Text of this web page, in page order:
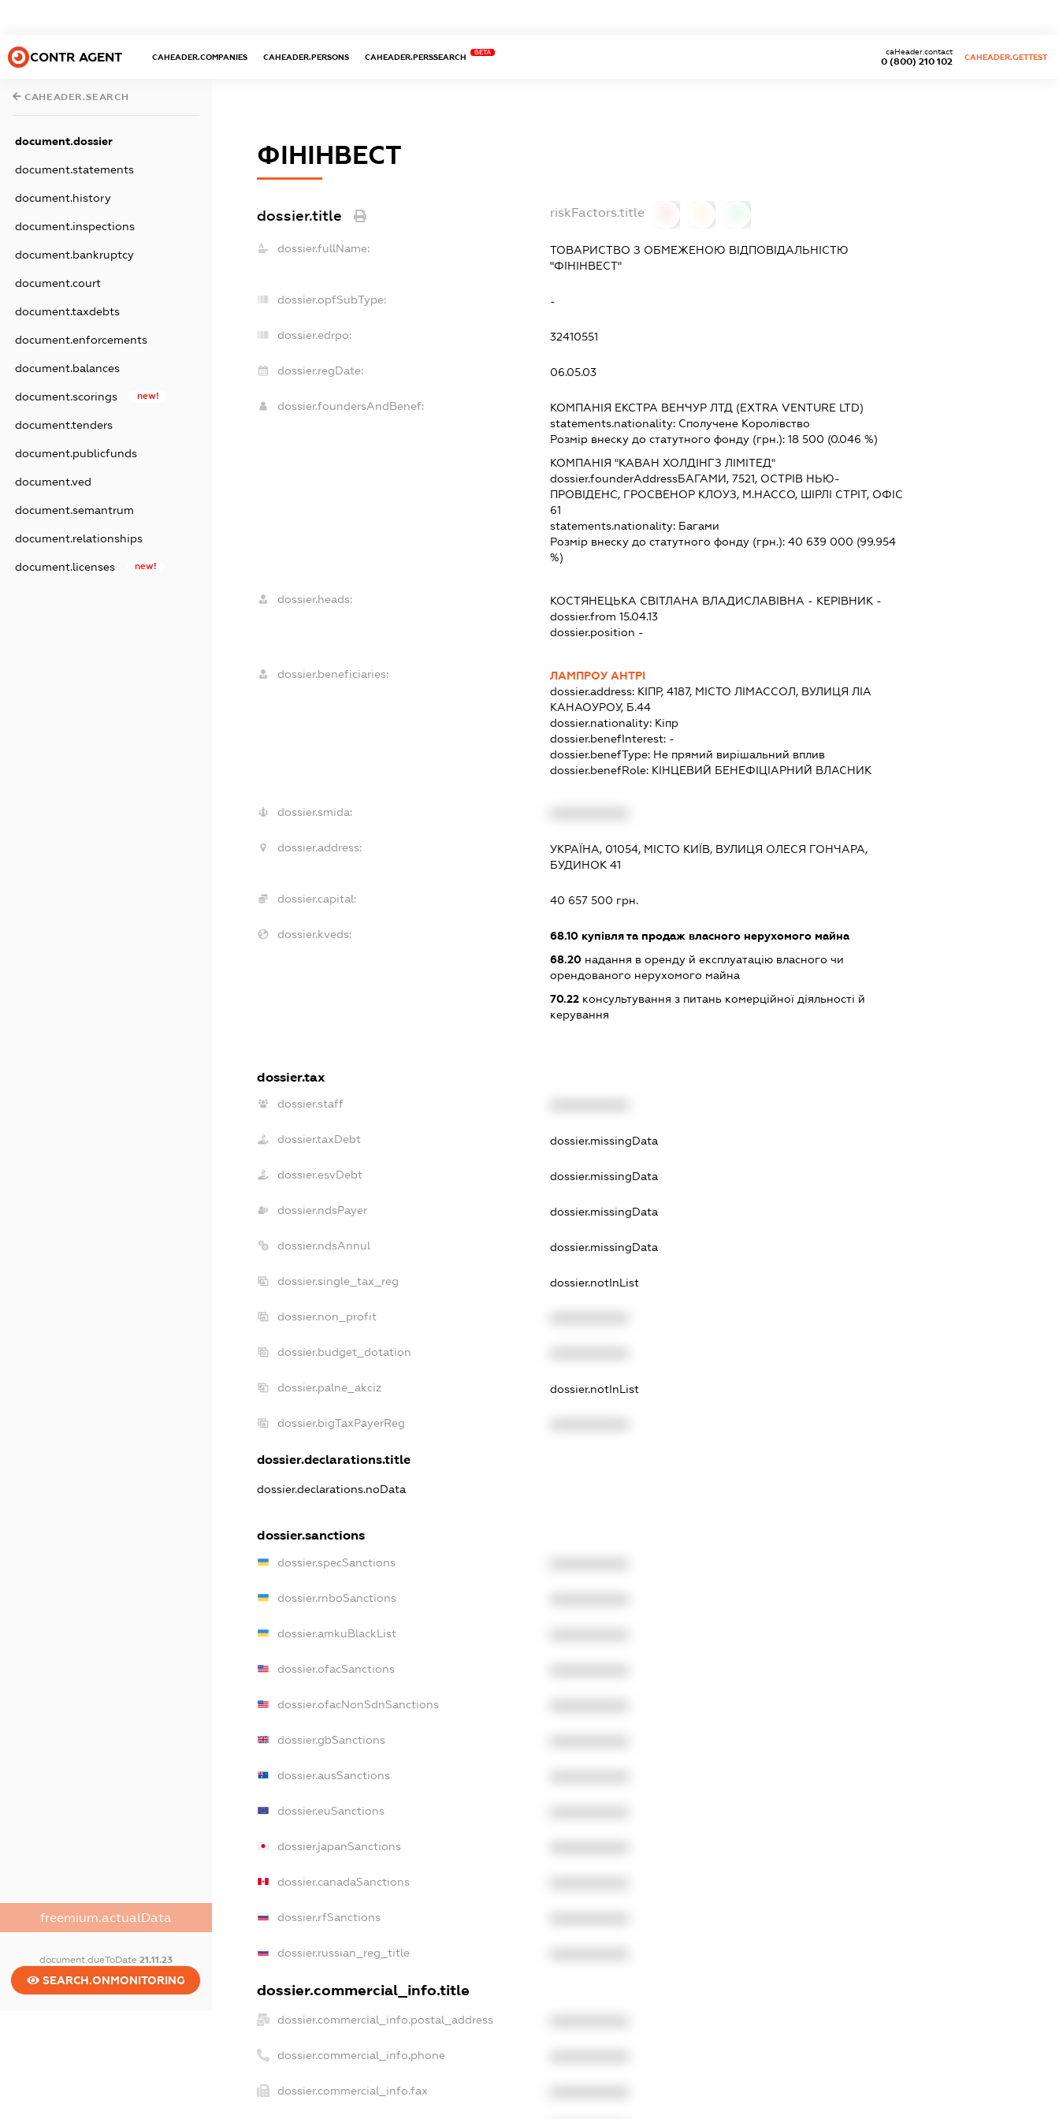
CONTR AGENT CAHEADER.COMPANIES CAHEADER.PERSONS CAHEADER.PERSSEARCH
BETA
0 (800) 210 102
caHeader.contact
CAHEADER.GETTEST
CAHEADER.SEARCH
document.dossier
document.statements
document.history
document.inspections
document.bankruptcy
document.court
document.taxdebts
document.enforcements
document.balances
document.scorings new!
document.tenders
document.publicfunds
document.ved
document.semantrum
document.relationships
document.licenses new!
freemium.actualData
document.dueToDate 21.11.23
SEARCH.ONMONITORING
ФІНІНВЕСТ
dossier.title riskFactors.title
dossier.fullName:
ТОВАРИСТВО З ОБМЕЖЕНОЮ ВІДПОВІДАЛЬНІСТЮ
"ФІНІНВЕСТ"
dossier.opfSubType: -
dossier.edrpo: 32410551
dossier.regDate: 06.05.03
dossier.foundersAndBenef:
КОМПАНІЯ ЕКСТРА ВЕНЧУР ЛТД (EXTRA VENTURE LTD)
statements.nationality: Сполучене Королівство
Розмір внеску до статутного фонду (грн.): 18 500 (0.046 %)
КОМПАНІЯ "КАВАН ХОЛДІНГЗ ЛІМІТЕД"
dossier.founderAddressБАГАМИ, 7521, ОСТРІВ НЬЮ-
ПРОВІДЕНС, ГРОСВЕНОР КЛОУЗ, М.НАССО, ШІРЛІ СТРІТ, ОФІС
61
statements.nationality: Багами
Розмір внеску до статутного фонду (грн.): 40 639 000 (99.954
%)
dossier.heads: КОСТЯНЕЦЬКА СВІТЛАНА ВЛАДИСЛАВІВНА - КЕРІВНИК -
dossier.from 15.04.13
dossier.position -
dossier.beneficiaries:
ЛАМПРОУ АНТРІ
dossier.address: КІПР, 4187, МІСТО ЛІМАССОЛ, ВУЛИЦЯ ЛІА
КАНАОУРОУ, Б.44
dossier.nationality: Кіпр
dossier.benefInterest: -
dossier.benefType: Не прямий вирішальний вплив
dossier.benefRole: КІНЦЕВИЙ БЕНЕФІЦІАРНИЙ ВЛАСНИК
dossier.smida:
dossier.address:
УКРАЇНА, 01054, МІСТО КИЇВ, ВУЛИЦЯ ОЛЕСЯ ГОНЧАРА,
БУДИНОК 41
dossier.capital: 40 657 500 грн.
dossier.kveds: 68.10купівля та продаж власного нерухомого майна
68.20надання в оренду й експлуатацію власного чи
орендованого нерухомого майна
70.22консультування з питань комерційної діяльності й
керування
dossier.tax
dossier.staff
dossier.taxDebt dossier.missingData
dossier.esvDebt dossier.missingData
dossier.ndsPayer dossier.missingData
dossier.ndsAnnul dossier.missingData
dossier.single_tax_reg dossier.notInList
dossier.non_profit
dossier.budget_dotation
dossier.palne_akciz dossier.notInList
dossier.bigTaxPayerReg
dossier.declarations.title
dossier.declarations.noData
dossier.sanctions
dossier.specSanctions
dossier.rnboSanctions
dossier.amkuBlackList
dossier.ofacSanctions
dossier.ofacNonSdnSanctions
dossier.gbSanctions
dossier.ausSanctions
dossier.euSanctions
dossier.japanSanctions
dossier.canadaSanctions
dossier.rfSanctions
dossier.russian_reg_title
dossier.commercial_info.title
dossier.commercial_info.postal_address
dossier.commercial_info.phone
dossier.commercial_info.fax